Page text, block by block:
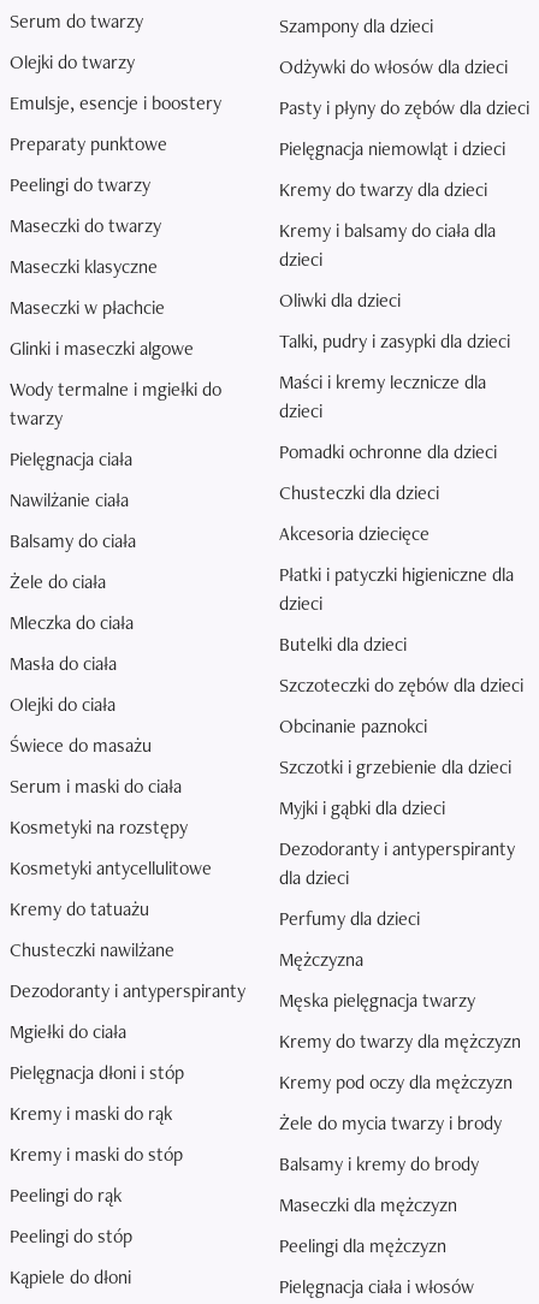
Serum do twarzy
Olejki do twarzy
Emulsje, esencje i boostery
Preparaty punktowe
Peelingi do twarzy
Maseczki do twarzy
Maseczki klasyczne
Maseczki w płachcie
Glinki i maseczki algowe
Wody termalne i mgiełki do
twarzy
Pielęgnacja ciała
Nawilżanie ciała
Balsamy do ciała
Żele do ciała
Mleczka do ciała
Masła do ciała
Olejki do ciała
Świece do masażu
Serum i maski do ciała
Kosmetyki na rozstępy
Kosmetyki antycellulitowe
Kremy do tatuażu
Chusteczki nawilżane
Dezodoranty i antyperspiranty
Mgiełki do ciała
Pielęgnacja dłoni i stóp
Kremy i maski do rąk
Kremy i maski do stóp
Peelingi do rąk
Peelingi do stóp
Kąpiele do dłoni
Szampony dla dzieci
Odżywki do włosów dla dzieci
Pasty i płyny do zębów dla dzieci
Pielęgnacja niemowląt i dzieci
Kremy do twarzy dla dzieci
Kremy i balsamy do ciała dla
dzieci
Oliwki dla dzieci
Talki, pudry i zasypki dla dzieci
Maści i kremy lecznicze dla
dzieci
Pomadki ochronne dla dzieci
Chusteczki dla dzieci
Akcesoria dziecięce
Płatki i patyczki higieniczne dla
dzieci
Butelki dla dzieci
Szczoteczki do zębów dla dzieci
Obcinanie paznokci
Szczotki i grzebienie dla dzieci
Myjki i gąbki dla dzieci
Dezodoranty i antyperspiranty
dla dzieci
Perfumy dla dzieci
Mężczyzna
Męska pielęgnacja twarzy
Kremy do twarzy dla mężczyzn
Kremy pod oczy dla mężczyzn
Żele do mycia twarzy i brody
Balsamy i kremy do brody
Maseczki dla mężczyzn
Peelingi dla mężczyzn
Pielęgnacja ciała i włosów